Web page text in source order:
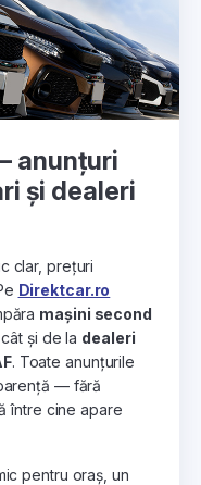
anunțuri
și dealeri
clar, prețuri
Direktcar.ro
mașini second
și de la dealeri
. Toate anunțurile
— fără
între cine apare
pentru oraș, un